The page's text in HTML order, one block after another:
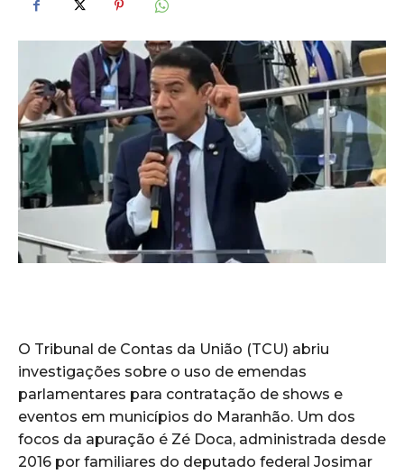
O Tribunal de Contas da União (TCU) abriu
investigações sobre o uso de emendas
parlamentares para contratação de shows e
eventos em municípios do Maranhão. Um dos
focos da apuração é Zé Doca, administrada desde
2016 por familiares do deputado federal Josimar